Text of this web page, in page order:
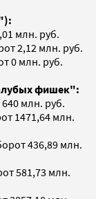
млн. руб.
2,12 млн. руб.
0 млн. руб.
фишек":
млн. руб.
1471,64 млн.
436,89 млн.
581,73 млн.